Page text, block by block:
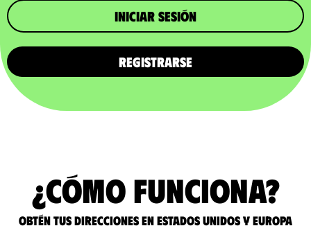
iniciar sesión
REGISTRARSE
¿Cómo funciona?
Obtén tus direcciones en Estados Unidos y Europa